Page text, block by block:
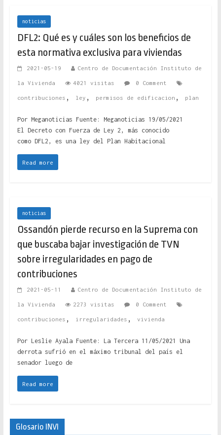
noticias
DFL2: Qué es y cuáles son los beneficios de
esta normativa exclusiva para viviendas
2021-05-19 Centro de Documentación Instituto de
la Vivienda 4021 visitas 0 Comment
contribuciones , ley , permisos de edificacion , plan
Por Meganoticias Fuente: Meganoticias 19/05/2021
El Decreto con Fuerza de Ley 2, más conocido
como DFL2, es una ley del Plan Habitacional
Read more
noticias
Ossandón pierde recurso en la Suprema con
que buscaba bajar investigación de TVN
sobre irregularidades en pago de
contribuciones
2021-05-11 Centro de Documentación Instituto de
la Vivienda 2273 visitas 0 Comment
contribuciones , irregularidades , vivienda
Por Leslie Ayala Fuente: La Tercera 11/05/2021 Una
derrota sufrió en el máximo tribunal del país el
senador luego de
Read more
Glosario INVI